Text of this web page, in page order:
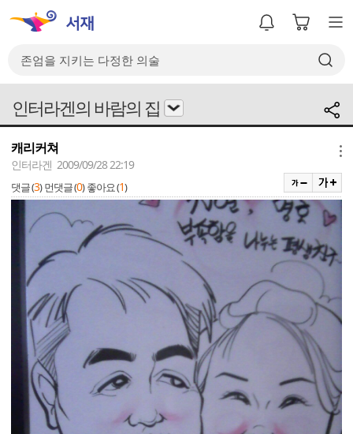
인터라겐의 바람의 집
캐리커쳐
인터라겐 2009/09/28 22:19
댓글 (3) 먼댓글 (0) 좋아요 (1)